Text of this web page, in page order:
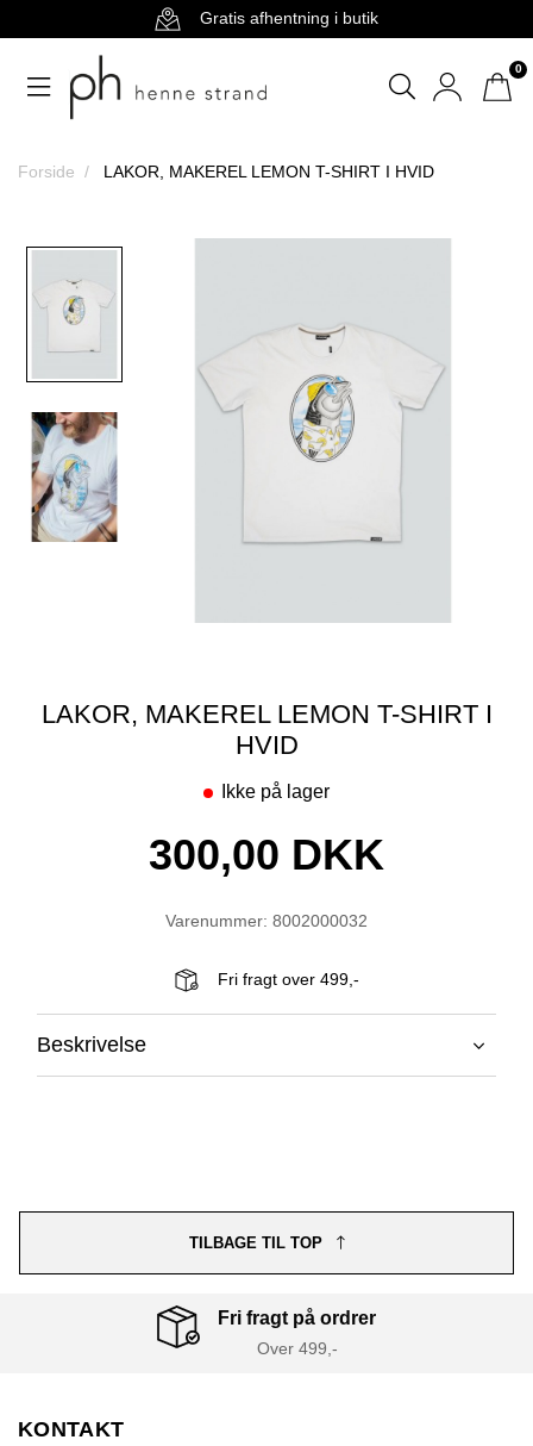
Gratis afhentning i butik
0
Forside LAKOR, MAKEREL LEMON T-SHIRT I HVID
LAKOR, MAKEREL LEMON T-SHIRT I
HVID
Ikke på lager
300,00 DKK
Varenummer: 8002000032
Fri fragt over 499,-
Beskrivelse
TILBAGE TIL TOP
Fri fragt på ordrer
Over 499,-
KONTAKT